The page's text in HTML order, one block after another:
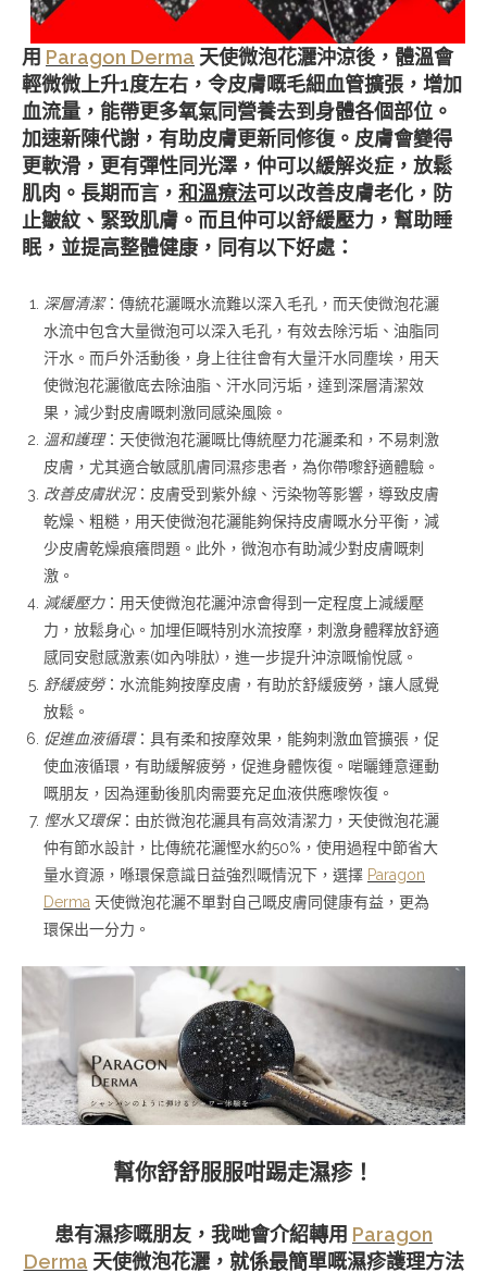
用 Paragon Derma 天使微泡花灑沖涼後，體溫會
輕微微上升1度左右，令皮膚嘅毛細血管擴張，增加
血流量，能帶更多氧氣同營養去到身體各個部位。
加速新陳代謝，有助皮膚更新同修復。皮膚會變得
更軟滑，更有彈性同光澤，仲可以緩解炎症，放鬆
肌肉。長期而言， 和溫療法可以改善皮膚老化，防
止皺紋、緊致肌膚。而且仲可以舒緩壓力，幫助睡
眠，並提高整體健康，同有以下好處：
深層清潔：傳統花灑嘅水流難以深入毛孔，而天使微泡花灑
水流中包含大量微泡可以深入毛孔，有效去除污垢、油脂同
汗水。而戶外活動後，身上往往會有大量汗水同塵埃，用天
使微泡花灑徹底去除油脂、汗水同污垢，達到深層清潔效
果，減少對皮膚嘅刺激同感染風險。
溫和護理：天使微泡花灑嘅比傳統壓力花灑柔和，不易刺激
皮膚，尤其適合敏感肌膚同濕疹患者，為你帶嚟舒適體驗。
改善皮膚狀況：皮膚受到紫外線、污染物等影響，導致皮膚
乾燥、粗糙，用天使微泡花灑能夠保持皮膚嘅水分平衡，減
少皮膚乾燥痕癢問題。此外，微泡亦有助減少對皮膚嘅刺
激。
減緩壓力：用天使微泡花灑沖涼會得到一定程度上減緩壓
力，放鬆身心。加埋佢嘅特別水流按摩，刺激身體釋放舒適
感同安慰感激素(如內啡肽)，進一步提升沖涼嘅愉悅感。
舒緩疲勞：水流能夠按摩皮膚，有助於舒緩疲勞，讓人感覺
放鬆。
促進血液循環：具有柔和按摩效果，能夠刺激血管擴張，促
使血液循環，有助緩解疲勞，促進身體恢復。啱曬鍾意運動
嘅朋友，因為運動後肌肉需要充足血液供應嚟恢復。
慳水又環保：由於微泡花灑具有高效清潔力，天使微泡花灑
仲有節水設計，比傳統花灑慳水約50%，使用過程中節省大
量水資源，喺環保意識日益強烈嘅情況下，選擇 Paragon
Derma 天使微泡花灑不單對自己嘅皮膚同健康有益，更為
環保出一分力。
幫你舒舒服服咁踢走濕疹！
患有濕疹嘅朋友，我哋會介紹轉用 Paragon
Derma 天使微泡花灑，就係最簡單嘅濕疹護理方法